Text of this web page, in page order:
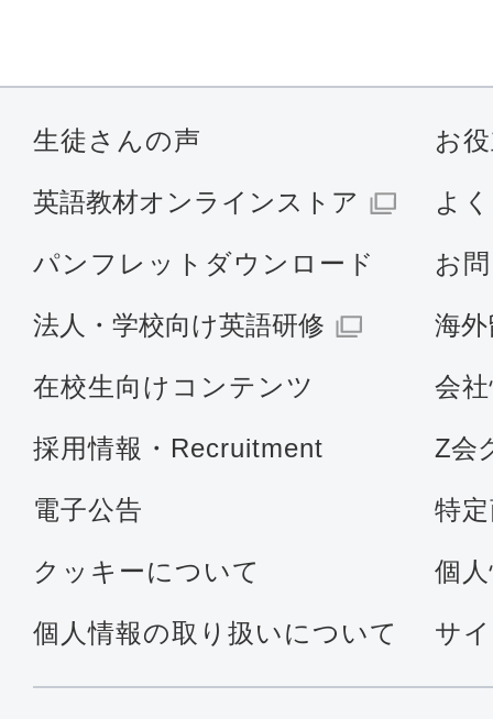
生徒さんの声 お
英語教材オンラインストア よ
パンフレットダウンロード お
法人・学校向け英語研修 海
在校生向けコンテンツ 会
採用情報・Recruitment Z会
電子公告 特
クッキーについて 個
個人情報の取り扱いについて サ